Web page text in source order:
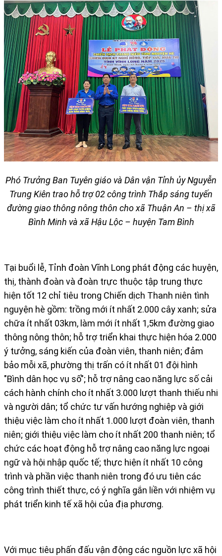
Phó Trưởng Ban Tuyên giáo và Dân vận Tỉnh ủy Nguyễn
Trung Kiên trao hỗ trợ 02 công trình Thắp sáng tuyến
đường giao thông nông thôn cho xã Thuận An – thị xã
Bình Minh và xã Hậu Lộc – huyện Tam Bình
Tại buổi lễ, Tỉnh đoàn Vĩnh Long phát động các huyện,
thị, thành đoàn và đoàn trực thuộc tập trung thực
hiện tốt 12 chỉ tiêu trong Chiến dịch Thanh niên tình
nguyện hè gồm: trồng mới ít nhất 2.000 cây xanh; sửa
chữa ít nhất 03km, làm mới ít nhất 1,5km đường giao
thông nông thôn; hỗ trợ triển khai thực hiện hóa 2.000
ý tưởng, sáng kiến của đoàn viên, thanh niên; đảm
bảo mỗi xã, phường thị trấn có ít nhất 01 đội hình
"Bình dân học vụ số"; hỗ trợ nâng cao năng lực số cải
cách hành chính cho ít nhất 3.000 lượt thanh thiếu nhi
và người dân; tổ chức tư vấn hướng nghiệp và giới
thiệu việc làm cho ít nhất 1.000 lượt đoàn viên, thanh
niên; giới thiệu việc làm cho ít nhất 200 thanh niên; tổ
chức các hoạt động hỗ trợ nâng cao năng lực ngoại
ngữ và hội nhập quốc tế; thực hiện ít nhất 10 công
trình và phần việc thanh niên trong đó ưu tiên các
công trình thiết thực, có ý nghĩa gắn liền với nhiệm vụ
phát triển kinh tế xã hội của địa phương.
Với mục tiêu phấn đấu vận động các nguồn lực xã hội